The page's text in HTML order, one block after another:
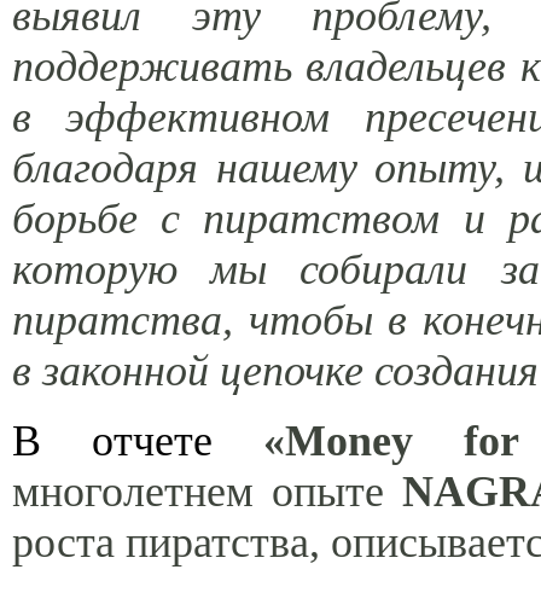
выявил эту проблему,
поддерживать владельцев
в эффективном
благодаря нашему опыту,
борьбе с пиратством и
которую мы собирали
пиратства, чтобы в
в законной цепочке
В отчете «Money for
многолетнем опыте
роста пиратства,